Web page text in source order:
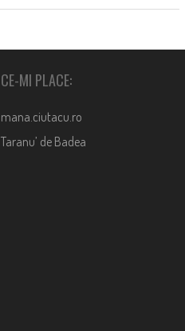
CE-MI PLACE:
mana.ciutacu.ro
Taranu’ de Badea